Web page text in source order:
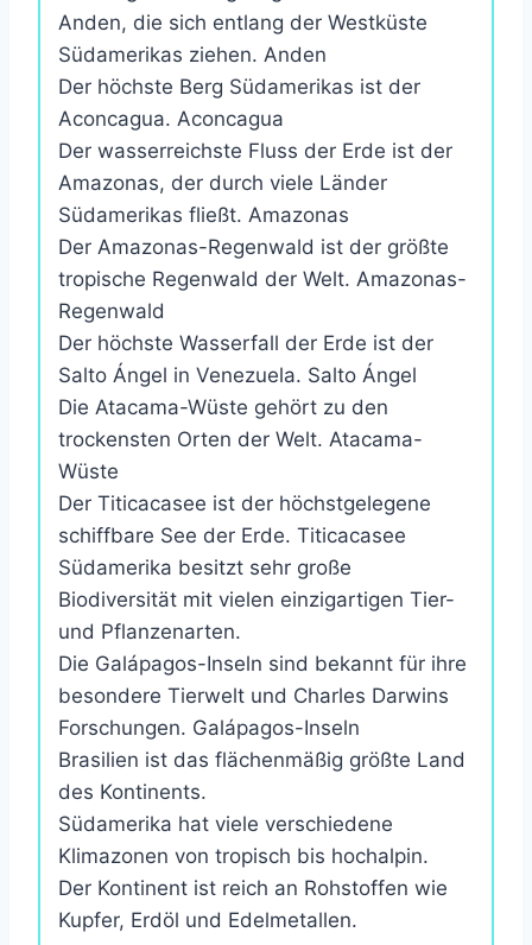
Anden, die sich entlang der Westküste
Südamerikas ziehen. Anden
Der höchste Berg Südamerikas ist der
Aconcagua. Aconcagua
Der wasserreichste Fluss der Erde ist der
Amazonas, der durch viele Länder
Südamerikas fließt. Amazonas
Der Amazonas-Regenwald ist der größte
tropische Regenwald der Welt. Amazonas-
Regenwald
Der höchste Wasserfall der Erde ist der
Salto Ángel in Venezuela. Salto Ángel
Die Atacama-Wüste gehört zu den
trockensten Orten der Welt. Atacama-
Wüste
Der Titicacasee ist der höchstgelegene
schiffbare See der Erde. Titicacasee
Südamerika besitzt sehr große
Biodiversität mit vielen einzigartigen Tier-
und Pflanzenarten.
Die Galápagos-Inseln sind bekannt für ihre
besondere Tierwelt und Charles Darwins
Forschungen. Galápagos-Inseln
Brasilien ist das flächenmäßig größte Land
des Kontinents.
Südamerika hat viele verschiedene
Klimazonen von tropisch bis hochalpin.
Der Kontinent ist reich an Rohstoffen wie
Kupfer, Erdöl und Edelmetallen.